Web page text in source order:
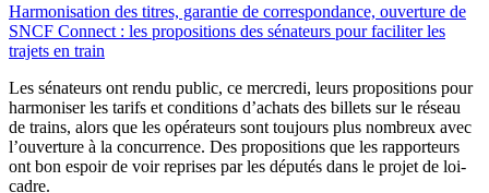
Harmonisation des titres, garantie de correspondance, ouverture de
SNCF Connect : les propositions des sénateurs pour faciliter les
trajets en train
Les sénateurs ont rendu public, ce mercredi, leurs propositions pour
harmoniser les tarifs et conditions d’achats des billets sur le réseau
de trains, alors que les opérateurs sont toujours plus nombreux avec
l’ouverture à la concurrence. Des propositions que les rapporteurs
ont bon espoir de voir reprises par les députés dans le projet de loi-
cadre.